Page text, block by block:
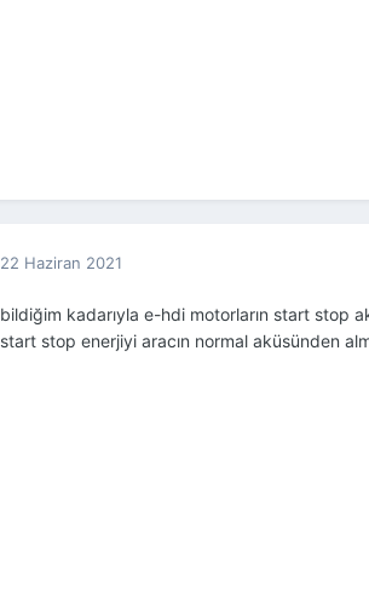
22 Haziran 2021
bildiğim kadarıyla e-hdi motorların start stop
start stop enerjiyi aracın normal aküsünden